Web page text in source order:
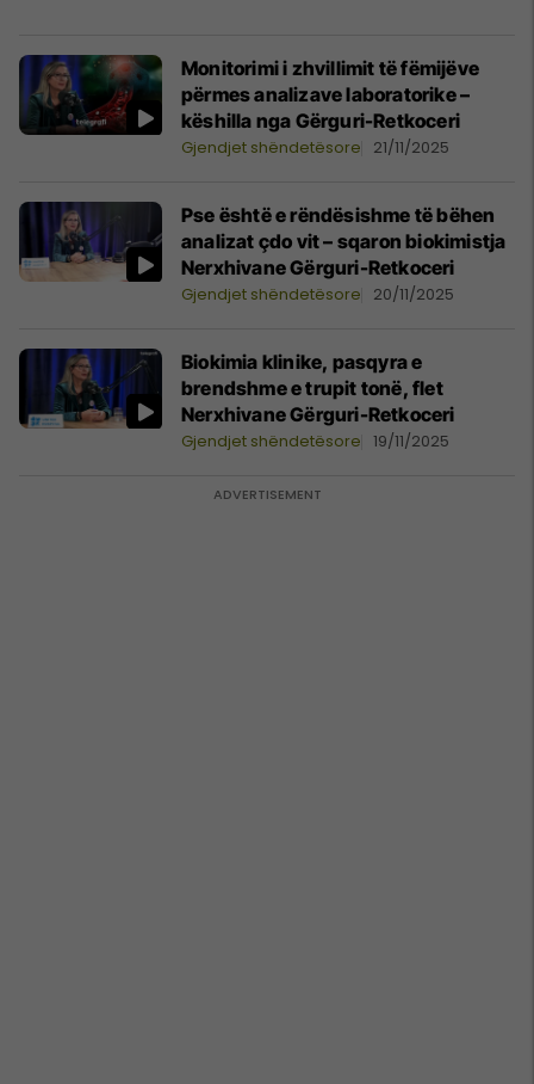
Monitorimi i zhvillimit të fëmijëve
përmes analizave laboratorike –
këshilla nga Gërguri-Retkoceri
Gjendjet shëndetësore 21/11/2025
Pse është e rëndësishme të bëhen
analizat çdo vit – sqaron biokimistja
Nerxhivane Gërguri-Retkoceri
Gjendjet shëndetësore 20/11/2025
Biokimia klinike, pasqyra e
brendshme e trupit tonë, flet
Nerxhivane Gërguri-Retkoceri
Gjendjet shëndetësore 19/11/2025